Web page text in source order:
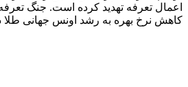
اعمال تعرفه تهدید کرده است. جنگ
کاهش نرخ بهره به رشد اونس جهانی